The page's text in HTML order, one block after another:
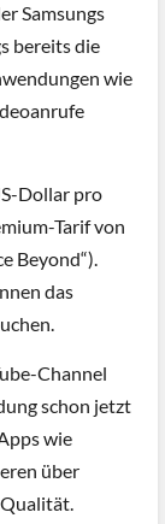
Samsungs
bereits die
wie
Dollar pro
Tarif von
Beyond“).
das
Channel
schon jetzt
wie
über